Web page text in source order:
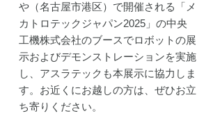
や（名古屋市港区）で開催される「メ
カトロテックジャパン2025」の中央
工機株式会社のブースでロボットの展
示およびデモンストレーションを実施
し、アスラテックも本展示に協力しま
す。お近くにお越しの方は、ぜひお立
ち寄りください。